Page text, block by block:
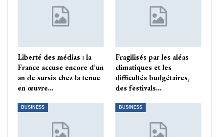
Liberté des médias : la
France accuse encore d’un
an de sursis chez la tenue
en œuvre…
Fragilisés par les aléas
climatiques et les
difficultés budgétaires,
des festivals…
BUSINESS BUSINESS